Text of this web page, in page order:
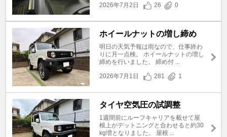
2026年7月2日
26 0
ホイールナットの増し締め
明日の天気予報は雨なので、仕事終わ
りに月一点検。 ホイールナットの増し
締めを行いました。 締め付 ...
2026年7月1日
281 1
タイヤ空気圧の試調整
1週間前にルーフキャリアを載せて屋
根上がデットニングと合わせると約30
kg増となりました。 屋根 ...